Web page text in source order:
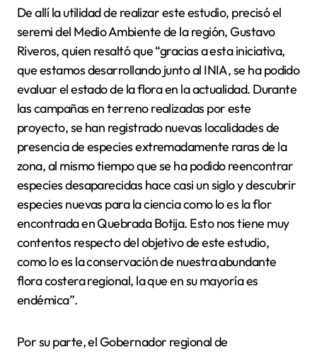
De allí la utilidad de realizar este estudio, precisó el
seremi del Medio Ambiente de la región, Gustavo
Riveros, quien resaltó que “gracias a esta iniciativa,
que estamos desarrollando junto al INIA, se ha podido
evaluar el estado de la flora en la actualidad. Durante
las campañas en terreno realizadas por este
proyecto, se han registrado nuevas localidades de
presencia de especies extremadamente raras de la
zona, al mismo tiempo que se ha podido reencontrar
especies desaparecidas hace casi un siglo y descubrir
especies nuevas para la ciencia como lo es la flor
encontrada en Quebrada Botija. Esto nos tiene muy
contentos respecto del objetivo de este estudio,
como lo es la conservación de nuestra abundante
flora costera regional, la que en su mayoría es
endémica”.
Por su parte, el Gobernador regional de